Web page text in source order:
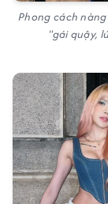
Phong cách
"gái quậy,